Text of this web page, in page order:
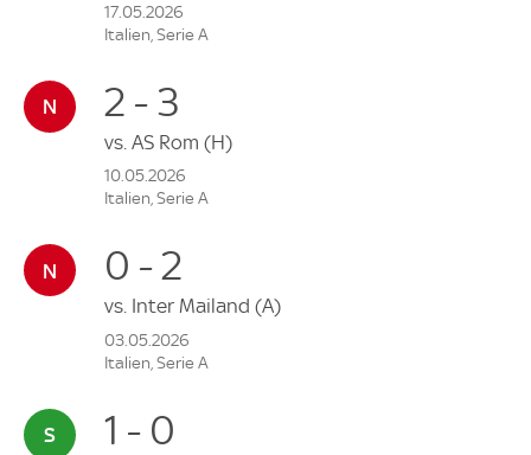
17.05.2026
Italien, Serie A
2 - 3
vs. AS Rom (H)
10.05.2026
Italien, Serie A
0 - 2
vs. Inter Mailand (A)
03.05.2026
Italien, Serie A
1 - 0